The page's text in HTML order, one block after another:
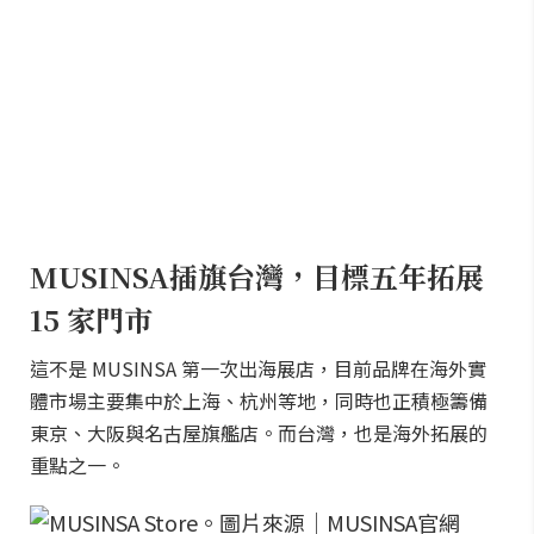
MUSINSA插旗台灣，目標五年拓展
15 家門市
這不是 MUSINSA 第一次出海展店，目前品牌在海外實
體市場主要集中於上海、杭州等地，同時也正積極籌備
東京、大阪與名古屋旗艦店。而台灣，也是海外拓展的
重點之一。